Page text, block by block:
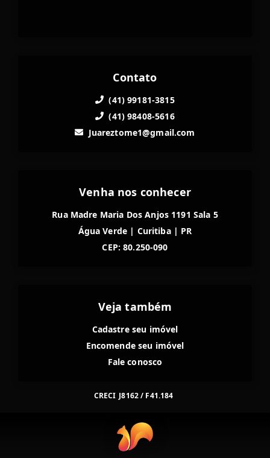
Contato
(41) 99181-3815
(41) 98408-5616
Juareztome1@gmail.com
Venha nos conhecer
Rua Madre Maria Dos Anjos 1191 Sala 5
Água Verde | Curitiba | PR
CEP: 80.250-090
Veja também
Cadastre seu imóvel
Encomende seu imóvel
Fale conosco
CRECI J8162 / F41.184